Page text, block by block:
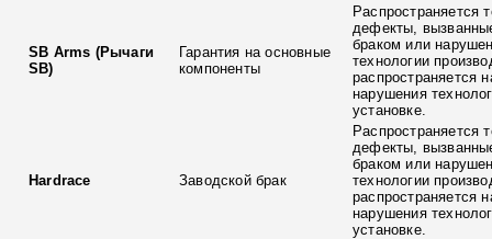
SB Arms (Рычаги
SB)
Гарантия на основные
компоненты
Распространяется
дефекты,
браком или
технологии
распространяется
нарушения
установке.
Hardrace Заводской брак
Распространяется
дефекты,
браком или
технологии
распространяется
нарушения
установке.